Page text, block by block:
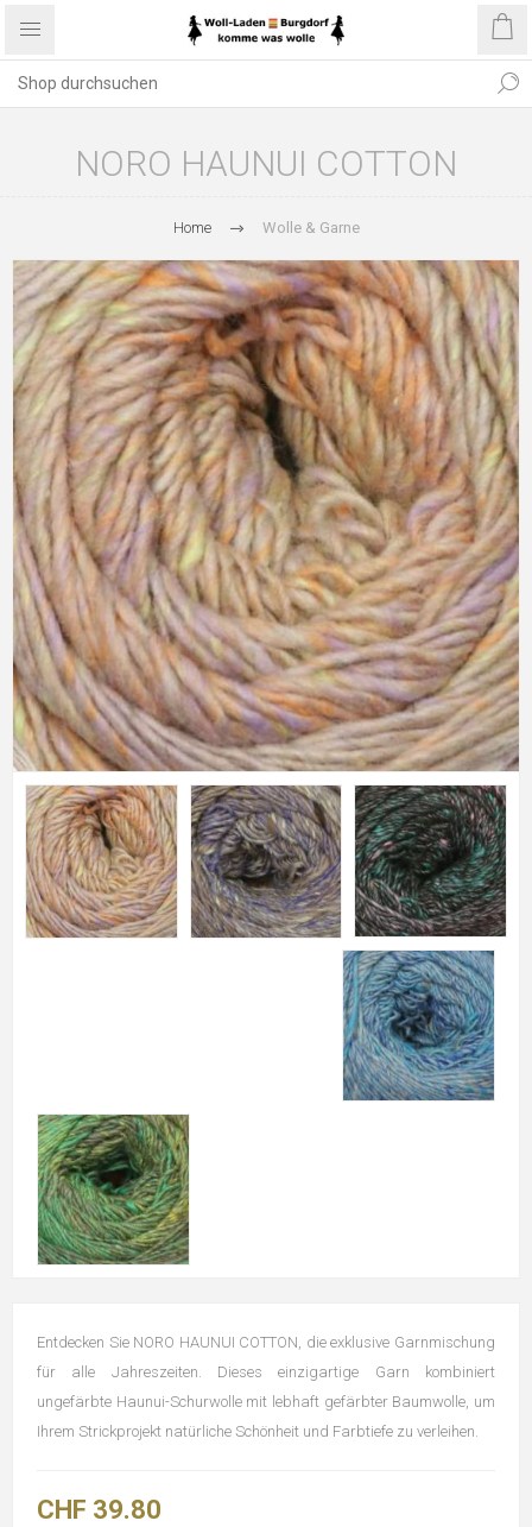
NORO HAUNUI COTTON
Home Wolle & Garne
Entdecken Sie NORO HAUNUI COTTON, die exklusive Garnmischung
für alle Jahreszeiten. Dieses einzigartige Garn kombiniert
ungefärbte Haunui-Schurwolle mit lebhaft gefärbter Baumwolle, um
Ihrem Strickprojekt natürliche Schönheit und Farbtiefe zu verleihen.
CHF 39.80